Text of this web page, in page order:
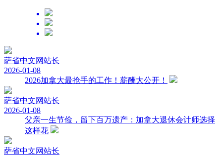
萨省中文网站长
2026-01-08
2026加拿大最抢手的工作！薪酬大公开！
萨省中文网站长
2026-01-08
父亲一生节俭，留下百万遗产：加拿大退休会计师选择
这样花
萨省中文网站长